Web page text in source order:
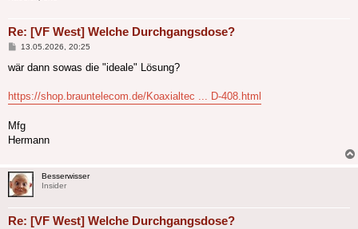
Re: [VF West] Welche Durchgangsdose?
Beitrag
13.05.2026, 20:25
wär dann sowas die "ideale" Lösung?
https://shop.brauntelecom.de/Koaxialtec ... D-408.html
Mfg
Hermann
Besserwisser
Insider
Re: [VF West] Welche Durchgangsdose?